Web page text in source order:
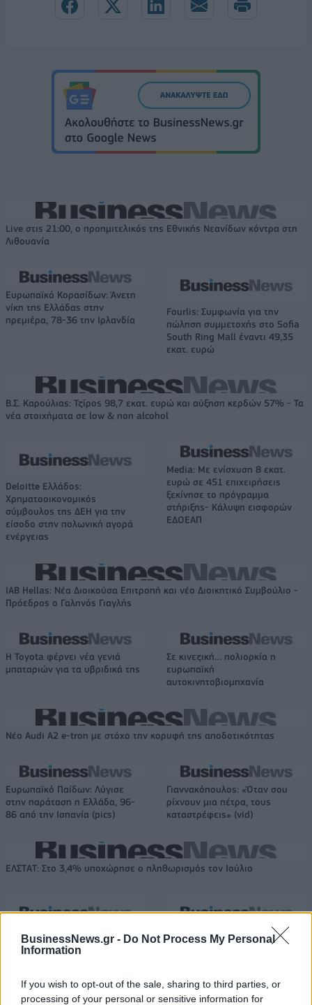
BusinessNews.gr - Do Not Process My Personal
Information
If you wish to opt-out of the sale, sharing to third parties, or
processing of your personal or sensitive information for
Live στις 21:00, ο προημιτελικός της Εθνικής Νεανίδων κόντρα στη
Λιθουανία
Ευρωπαϊκό Κορασίδων: Άνετη
νίκη της Ελλάδας στην
πρεμιέρα, 78-36 την Ιρλανδία
Fourlis: Συμφωνία για την
πώληση συμμετοχής στο Sofia
South Ring Mall έναντι 49,35
εκατ. ευρώ
Β.Σ. Καρούλιας: Τζίρος 98,7 εκατ. ευρώ και αύξηση κερδών 57% - Τα
νέα στοιχήματα σε low & non alcohol
Deloitte Ελλάδος:
Χρηματοοικονομικός
σύμβουλος της ΔΕΗ για την
είσοδο στην πολωνική αγορά
ενέργειας
Media: Με ενίσχυση 8 εκατ.
ευρώ σε 451 επιχειρήσεις
ξεκίνησε το πρόγραμμα
στήριξης- Κάλυψη εισφορών
ΕΔΟΕΑΠ
IAB Hellas: Νέα Διοικούσα Επιτροπή και νέο Διοικητικό Συμβούλιο -
Πρόεδρος ο Γαληνός Γιαγλής
Η Toyota φέρνει νέα γενιά
μπαταριών για τα υβριδικά της
Σε κινεζική… πολιορκία η
ευρωπαϊκή
αυτοκινητοβιομηχανία
Νέο Audi A2 e-tron με στόχο την κορυφή της αποδοτικότητας
Ευρωπαϊκό Παίδων: Λύγισε
στην παράταση η Ελλάδα, 96-
86 από την Ισπανία (pics)
Γιαννακόπουλος: «Όταν σου
ρίχνουν μια πέτρα, τους
καταστρέφεις» (vid)
ΕΛΣΤΑΤ: Στο 3,4% υποχώρησε ο πληθωρισμός τον Ιούλιο
Χρηματοδότηση 8 εκατ. ευρώ
σε 843 μέσα ενημέρωσης-
Τύπου
Metlen: Ρεκόρ EBITDA στο α'